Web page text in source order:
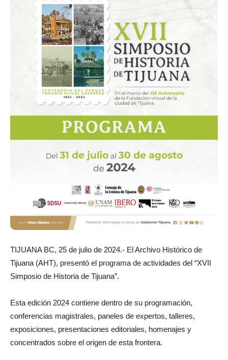
TIJUANA BC, 25 de julio de 2024.- El Archivo Histórico de
Tijuana (AHT), presentó el programa de actividades del “XVII
Simposio de Historia de Tijuana”.
Esta edición 2024 contiene dentro de su programación,
conferencias magistrales, paneles de expertos, talleres,
exposiciones, presentaciones editoriales, homenajes y
concentrados sobre el origen de esta frontera.